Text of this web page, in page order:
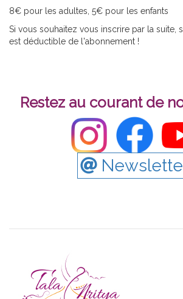
8€ pour les adultes, 5€ pour les enfants
Si vous souhaitez vous inscrire par la suite,
est déductible de l'abonnement !
Restez au courant de